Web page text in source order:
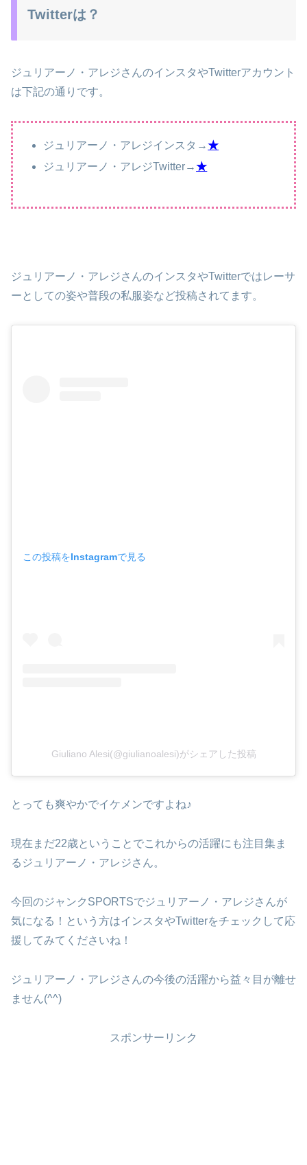
Twitterは？
ジュリアーノ・アレジさんのインスタやTwitterアカウント
は下記の通りです。
ジュリアーノ・アレジインスタ→★
ジュリアーノ・アレジTwitter→★
ジュリアーノ・アレジさんのインスタやTwitterではレーサ
ーとしての姿や普段の私服姿など投稿されてます。
この投稿をInstagramで見る
Giuliano Alesi(@giulianoalesi)がシェアした投稿
とっても爽やかでイケメンですよね♪
現在まだ22歳ということでこれからの活躍にも注目集ま
るジュリアーノ・アレジさん。
今回のジャンクSPORTSでジュリアーノ・アレジさんが
気になる！という方はインスタやTwitterをチェックして応
援してみてくださいね！
ジュリアーノ・アレジさんの今後の活躍から益々目が離せ
ません(^^)
スポンサーリンク